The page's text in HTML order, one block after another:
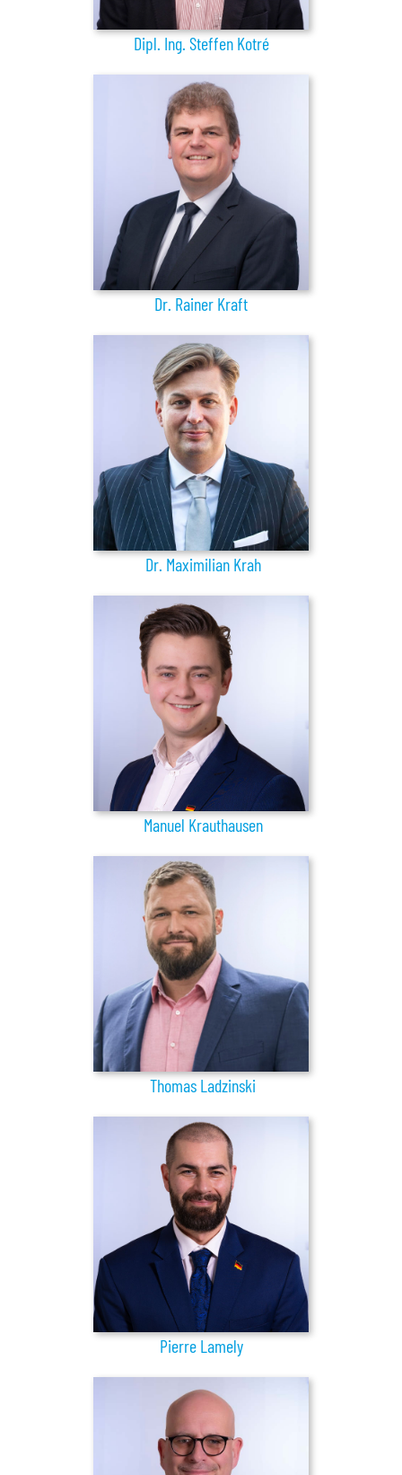
Dipl. Ing. Steffen Kotré
Dr. Rainer Kraft
Dr. Maximilian Krah
Manuel Krauthausen
Thomas Ladzinski
Pierre Lamely